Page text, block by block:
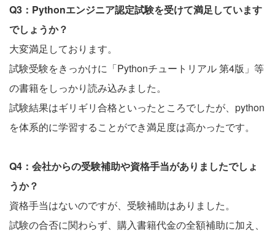
Q3：Pythonエンジニア認定試験を受けて満足しています
でしょうか？
大変満足しております。
試験受験をきっかけに「Pythonチュートリアル 第4版」等
の書籍をしっかり読み込みました。
試験結果はギリギリ合格といったところでしたが、python
を体系的に学習することができ満足度は高かったです。
Q4：会社からの受験補助や資格手当がありましたでしょ
うか？
資格手当はないのですが、受験補助はありました。
試験の合否に関わらず、購入書籍代金の全額補助に加え、